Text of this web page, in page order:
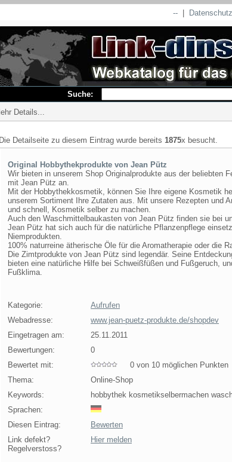
-- Datenschutz
Suche:
Details...
Die Detailseite zu diesem Eintrag wurde bereits 1875x besucht.
Original Hobbythekprodukte von Jean Pütz
Wir bieten in unserem Shop Originalprodukte aus der beliebten
mit Jean Pütz an.
Mit der Hobbythekkosmetik, können Sie Ihre eigene Kosmetik
unserem Sortiment Ihre Zutaten aus. Mit unsere Rezepten und
und schnell, Kosmetik selber zu machen.
Auch den Waschmittelbaukasten von Jean Pütz finden sie bei
Jean Pütz hat sich auch für die natürliche Pflanzenpflege
Niemprodukten.
100% naturreine ätherische Öle für die Aromatherapie oder die
Die Zimtprodukte von Jean Pütz sind legendär. Seine
bieten eine natürliche Hilfe bei Schweißfüßen und Fußgeruch,
Fußklima.
Kategorie:
Aufrufen
Webadresse:
www.jean-puetz-produkte.de/shopdev
Eingetragen am:
25.11.2011
Bewertungen:
0
Bewertet mit:
0 von 10 möglichen Punkten
Thema:
Online-Shop
Keywords:
hobbythek kosmetikselbermachen
Sprachen:
Diesen Eintrag:
Bewerten
Link defekt?
Regelverstoss?
Hier melden